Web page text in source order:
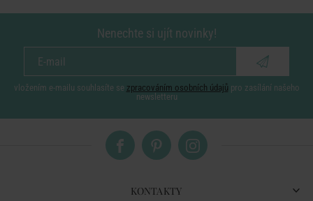
Nenechte si ujít novinky!
vložením e-mailu souhlasíte se zpracováním osobních údajů pro zasílání našeho
newsletteru
KONTAKTY